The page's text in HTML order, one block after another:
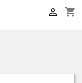
shopping_cart
